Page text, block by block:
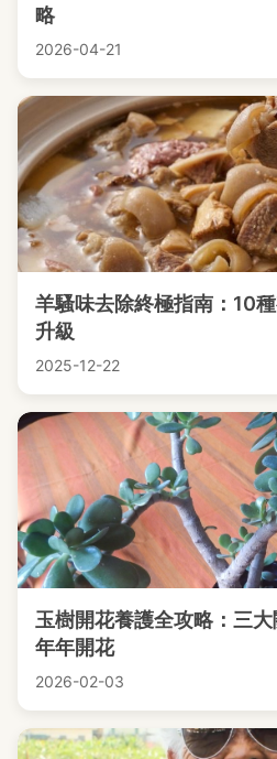
略
2026-04-21
羊騷味去除終極指南：10
升級
2025-12-22
玉樹開花養護全攻略：三
年年開花
2026-02-03